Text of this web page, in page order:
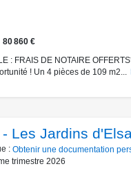
80 860 €
: FRAIS DE NOTAIRE
! Un 4 pièces de 109 m2...
Les Jardins
: Obtenir une documentation
trimestre 2026